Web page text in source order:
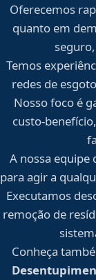
Oferecemos
quanto em
Temos
redes de
Nosso foco é
custo-
A nossa equipe
para agir a
Executamos
remoção de
Conheça